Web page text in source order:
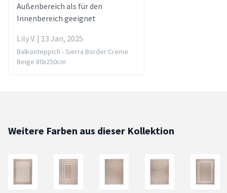
Außenbereich als für den
Innenbereich geeignet
Lily V. | 13 Jan, 2025
Balkonteppich - Sierra Border Creme
Beige 80x250cm
Weitere Farben aus dieser Kollektion